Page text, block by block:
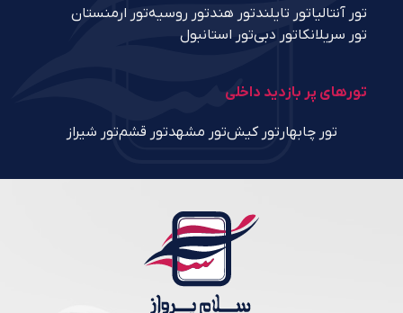
تور آنتالیاتور تایلندتور هندتور روسیهتور ارمنستان
تور سریلانکاتور دبیتور استانبول
تورهای پر بازدید داخلی
تور چابهار تور کیشتور مشهدتور قشمتور شیراز